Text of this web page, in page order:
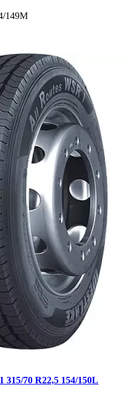
149M
70 R22,5 154/150L